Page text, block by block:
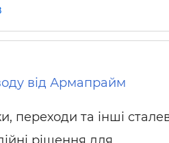
від Армапрайм
переходи та інші
рішення для